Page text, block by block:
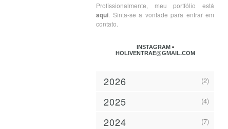
Profissionalmente, meu portfólio está
aqui . Sinta-se a vontade para entrar em
contato.
INSTAGRAM •
HOLIVENTRAE@GMAIL.COM
2026 (2)
2025 (4)
2024 (7)